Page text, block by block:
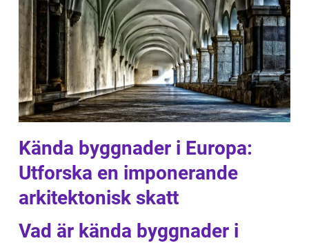
Kända byggnader i Europa:
Utforska en imponerande
arkitektonisk skatt
Vad är kända byggnader i